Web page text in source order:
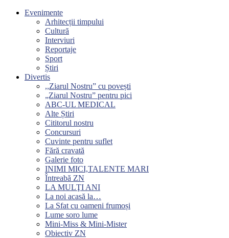
Evenimente
Arhitecții timpului
Cultură
Interviuri
Reportaje
Sport
Știri
Divertis
,,Ziarul Nostru” cu povești
„Ziarul Nostru” pentru pici
ABC-UL MEDICAL
Alte Știri
Cititorul nostru
Concursuri
Cuvinte pentru suflet
Fără cravată
Galerie foto
INIMI MICI,TALENTE MARI
Întreabă ZN
LA MULŢI ANI
La noi acasă la…
La Sfat cu oameni frumoși
Lume soro lume
Mini-Miss & Mini-Mister
Obiectiv ZN